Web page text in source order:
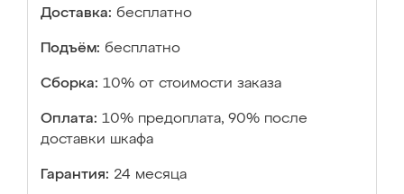
Доставка: бесплатно
Подъём: бесплатно
Сборка: 10% от стоимости заказа
Оплата: 10% предоплата, 90% после
доставки шкафа
Гарантия: 24 месяца